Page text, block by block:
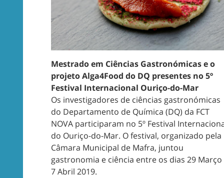
Mestrado em Ciências Gastronómicas e o
projeto Alga4Food do DQ presentes no 5º
Festival Internacional Ouriço-do-Mar
Os investigadores de ciências gastronómicas
do Departamento de Química (DQ) da FCT
NOVA participaram no 5º Festival
do Ouriço-do-Mar. O festival, organizado pela
Câmara Municipal de Mafra, juntou
gastronomia e ciência entre os dias 29 Março
7 Abril 2019.